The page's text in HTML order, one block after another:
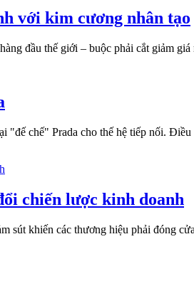
với kim cương nhân tạo
đầu thế giới – buộc phải cắt giảm
chế" Prada cho thế hệ tiếp nối.
chiến lược kinh doanh
khiến các thương hiệu phải đóng